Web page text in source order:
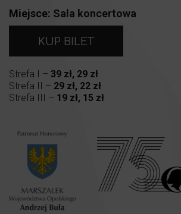
Miejsce: Sala koncertowa
KUP BILET
Strefa I – 39 zł, 29 zł
Strefa II – 29 zł, 22 zł
Strefa III – 19 zł, 15 zł